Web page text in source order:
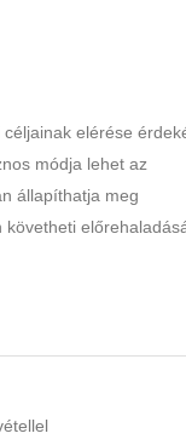
elérése
módja lehet az
állapíthatja meg